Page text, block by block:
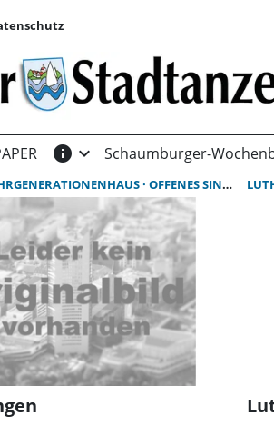
info expand_more Schaumburger-
OFFENES SINGEN